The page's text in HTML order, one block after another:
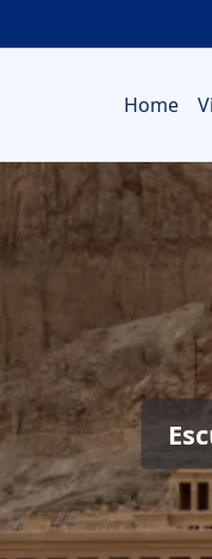
Home